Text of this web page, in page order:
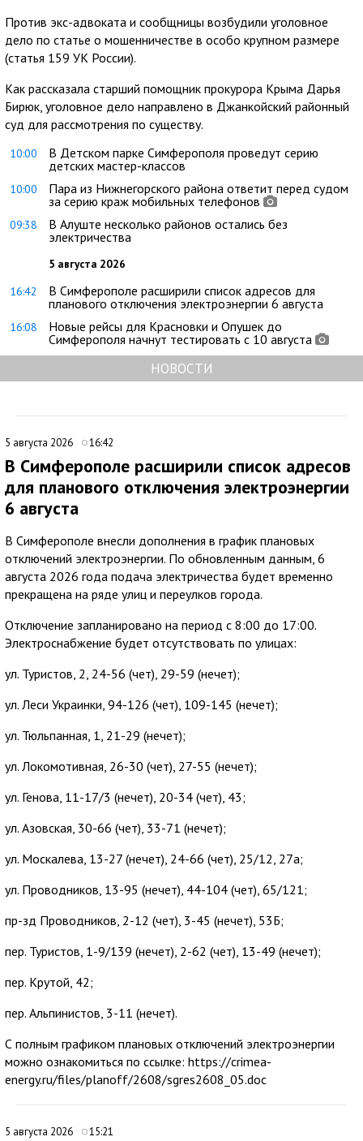
Против экс-адвоката и сообщницы возбудили уголовное
дело по статье о мошенничестве в особо крупном размере
(статья 159 УК России).
Как рассказала старший помощник прокурора Крыма Дарья
Бирюк, уголовное дело направлено в Джанкойский районный
суд для рассмотрения по существу.
10:00
В Детском парке Симферополя проведут серию
детских мастер-классов
10:00
Пара из Нижнегорского района ответит перед судом
за серию краж мобильных телефонов
09:38
В Алуште несколько районов остались без
электричества
5 августа 2026
16:42
В Симферополе расширили список адресов для
планового отключения электроэнергии 6 августа
16:08
Новые рейсы для Красновки и Опушек до
Симферополя начнут тестировать с 10 августа
НОВОСТИ
5 августа 2026 16:42
В Симферополе расширили список адресов
для планового отключения электроэнергии
6 августа
В Симферополе внесли дополнения в график плановых
отключений электроэнергии. По обновленным данным, 6
августа 2026 года подача электричества будет временно
прекращена на ряде улиц и переулков города.
Отключение запланировано на период с 8:00 до 17:00.
Электроснабжение будет отсутствовать по улицах:
ул. Туристов, 2, 24-56 (чет), 29-59 (нечет);
ул. Леси Украинки, 94-126 (чет), 109-145 (нечет);
ул. Тюльпанная, 1, 21-29 (нечет);
ул. Локомотивная, 26-30 (чет), 27-55 (нечет);
ул. Генова, 11-17/3 (нечет), 20-34 (чет), 43;
ул. Азовская, 30-66 (чет), 33-71 (нечет);
ул. Москалева, 13-27 (нечет), 24-66 (чет), 25/12, 27а;
ул. Проводников, 13-95 (нечет), 44-104 (чет), 65/121;
пр-зд Проводников, 2-12 (чет), 3-45 (нечет), 53Б;
пер. Туристов, 1-9/139 (нечет), 2-62 (чет), 13-49 (нечет);
пер. Крутой, 42;
пер. Альпинистов, 3-11 (нечет).
С полным графиком плановых отключений электроэнергии
можно ознакомиться по ссылке: https://crimea-
energy.ru/files/planoff/2608/sgres2608_05.doc
5 августа 2026 15:21